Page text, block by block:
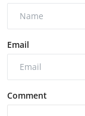
Email
Comment